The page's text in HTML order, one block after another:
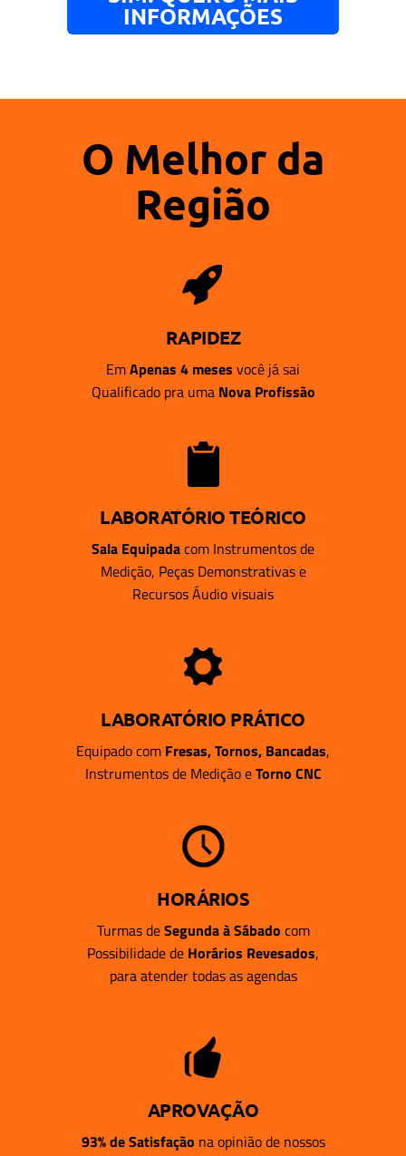
INFORMAÇÕES
O Melhor da
Região
RAPIDEZ
EmApenas 4 meses você já sai
Qualificado pra uma Nova Profissão
LABORATÓRIO TEÓRICO
Sala Equipadacom Instrumentos de
Medição, Peças Demonstrativas e
Recursos Áudio visuais
LABORATÓRIO PRÁTICO
Equipado com Fresas, Tornos, Bancadas,
Instrumentos de Medição eTorno CNC
HORÁRIOS
Turmas deSegunda à Sábado com
Possibilidade de Horários Revesados,
para atender todas as agendas
APROVAÇÃO
93% de Satisfação na opinião de nossos